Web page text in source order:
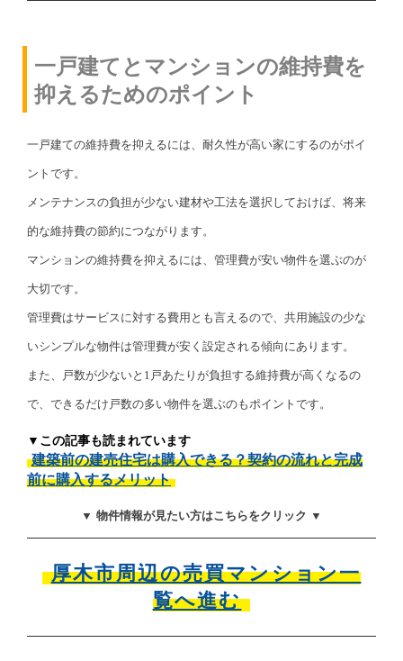
一戸建てとマンションの維持費を
抑えるためのポイント
一戸建ての維持費を抑えるには、耐久性が高い家にするのがポイ
ントです。
メンテナンスの負担が少ない建材や工法を選択しておけば、将来
的な維持費の節約につながります。
マンションの維持費を抑えるには、管理費が安い物件を選ぶのが
大切です。
管理費はサービスに対する費用とも言えるので、共用施設の少な
いシンプルな物件は管理費が安く設定される傾向にあります。
また、戸数が少ないと1戸あたりが負担する維持費が高くなるの
で、できるだけ戸数の多い物件を選ぶのもポイントです。
▼この記事も読まれています
建築前の建売住宅は購入できる？契約の流れと完成
前に購入するメリット
▼ 物件情報が見たい方はこちらをクリック ▼
厚木市周辺の売買マンション一
覧へ進む